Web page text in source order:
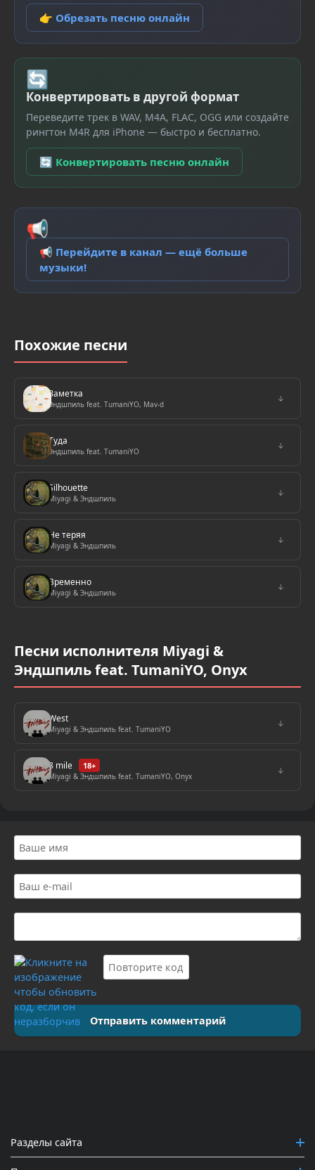
👉 Обрезать песню онлайн
🔄
Конвертировать в другой формат
Переведите трек в WAV, M4A, FLAC, OGG или создайте
рингтон M4R для iPhone — быстро и бесплатно.
🔄 Конвертировать песню онлайн
📢
📢 Перейдите в канал — ещё больше
музыки!
Похожие песни
Заметка
Эндшпиль feat. TumaniYO, Mav-d
↓
Туда
Эндшпиль feat. TumaniYO
↓
Silhouette
Miyagi & Эндшпиль
↓
Не теряя
Miyagi & Эндшпиль
↓
Временно
Miyagi & Эндшпиль
↓
Песни исполнителя Miyagi &
Эндшпиль feat. TumaniYO, Onyx
West
Miyagi & Эндшпиль feat. TumaniYO
↓
8 mile 18+
Miyagi & Эндшпиль feat. TumaniYO, Onyx
↓
Отправить комментарий
Разделы сайта